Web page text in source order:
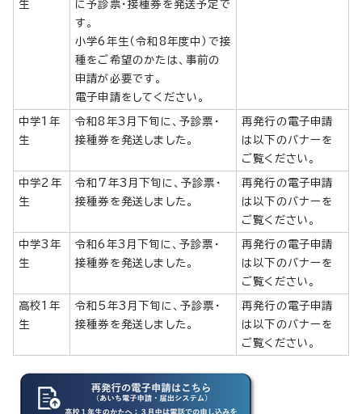
生
に予診票・接種券を発送予定で
す。
小学6年生（令和8年度中）で接
種をご希望のかたは、事前の
申請が必要です。
電子申請をしてください。
中学1年
生
令和8年3月下旬に、予診票・
接種券を発送しました。
再発行の電子申請
は以下のバナーを
ご覧ください。
中学2年
生
令和7年3月下旬に、予診票・
接種券を発送しました。
再発行の電子申請
は以下のバナーを
ご覧ください。
中学3年
生
令和6年3月下旬に、予診票・
接種券を発送しました。
再発行の電子申請
は以下のバナーを
ご覧ください。
高校1年
生
令和5年3月下旬に、予診票・
接種券を発送しました。
再発行の電子申請
は以下のバナーを
ご覧ください。